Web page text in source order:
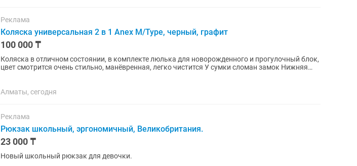
Реклама
Коляска универсальная 2 в 1 Anex M/Type, черный, графит
100 000 ₸
Коляска в отличном состоянии, в комплекте люлька для новорожденного и прогулочный блок,
цвет смотрится очень стильно, манёвренная, легко чистится У сумки сломан замок Нижняя
Алматы, сегодня
Реклама
Рюкзак школьный, эргономичный, Великобритания.
23 000 ₸
Новый школьный рюкзак для девочки.